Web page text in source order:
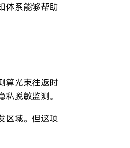
体系能够帮助
算光束往返时
脱敏监测。
区域。但这项